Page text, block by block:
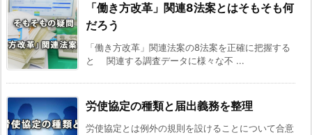
「働き方改革」関連8法案とはそもそも何
だろう
「働き方改革」関連法案の8法案を正確に把握する
と 関連する調査データに様々な不 ...
労使協定の種類と届出義務を整理
労使協定とは例外の規則を設けることについて合意